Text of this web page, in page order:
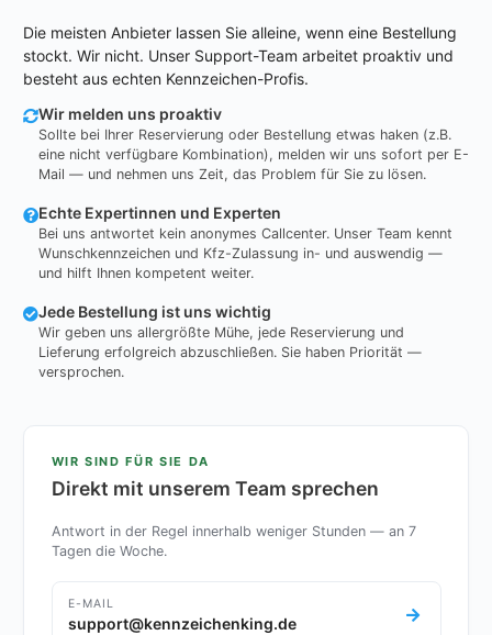
Die meisten Anbieter lassen Sie alleine, wenn eine Bestellung
stockt. Wir nicht. Unser Support-Team arbeitet proaktiv und
besteht aus echten Kennzeichen-Profis.
Wir melden uns proaktiv
Sollte bei Ihrer Reservierung oder Bestellung etwas haken (z.B.
eine nicht verfügbare Kombination), melden wir uns sofort per E-
Mail — und nehmen uns Zeit, das Problem für Sie zu lösen.
Echte Expertinnen und Experten
Bei uns antwortet kein anonymes Callcenter. Unser Team kennt
Wunschkennzeichen und Kfz-Zulassung in- und auswendig —
und hilft Ihnen kompetent weiter.
Jede Bestellung ist uns wichtig
Wir geben uns allergrößte Mühe, jede Reservierung und
Lieferung erfolgreich abzuschließen. Sie haben Priorität —
versprochen.
WIR SIND FÜR SIE DA
Direkt mit unserem Team sprechen
Antwort in der Regel innerhalb weniger Stunden — an 7
Tagen die Woche.
E-MAIL
support@kennzeichenking.de